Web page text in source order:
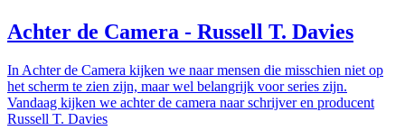
Achter de Camera - Russell T. Davies
In Achter de Camera kijken we naar mensen die misschien niet op
het scherm te zien zijn, maar wel belangrijk voor series zijn.
Vandaag kijken we achter de camera naar schrijver en producent
Russell T. Davies